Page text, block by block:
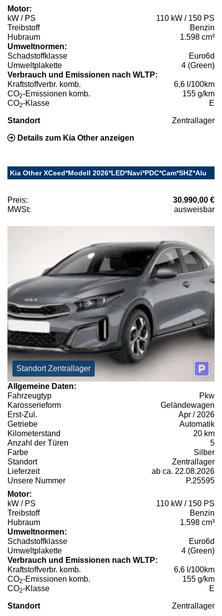
Motor:
kW / PS
110 kW / 150 PS
Treibstoff
Benzin
Hubraum
1.598 cm³
Umweltnormen:
Schadstoffklasse
Euro6d
Umweltplakette
4 (Green)
Verbrauch und Emissionen nach WLTP:
Kraftstoffverbr. komb.
6,6 l/100km
CO2-Emissionen komb.
155 g/km
CO2-Klasse E
Standort Zentrallager
Details zum Kia Other anzeigen
Kia Other XCeed*Modell 2026*LED*Navi*PDC*Cam*SHZ*Alu
Preis:
30.990,00 €
MWSt:
ausweisbar
Standort Zentrallager
Allgemeine Daten:
Fahrzeugtyp
Pkw
Karosserieform
Geländewagen
Erst-Zul.
Apr / 2026
Getriebe
Automatik
Kilometerstand
20 km
Anzahl der Türen
5
Farbe
Silber
Standort
Zentrallager
Lieferzeit
ab ca. 22.08.2026
Unsere Nummer
P.25595
Motor:
kW / PS
110 kW / 150 PS
Treibstoff
Benzin
Hubraum
1.598 cm³
Umweltnormen:
Schadstoffklasse
Euro6d
Umweltplakette
4 (Green)
Verbrauch und Emissionen nach WLTP:
Kraftstoffverbr. komb.
6,6 l/100km
CO2-Emissionen komb.
155 g/km
CO2-Klasse E
Standort Zentrallager